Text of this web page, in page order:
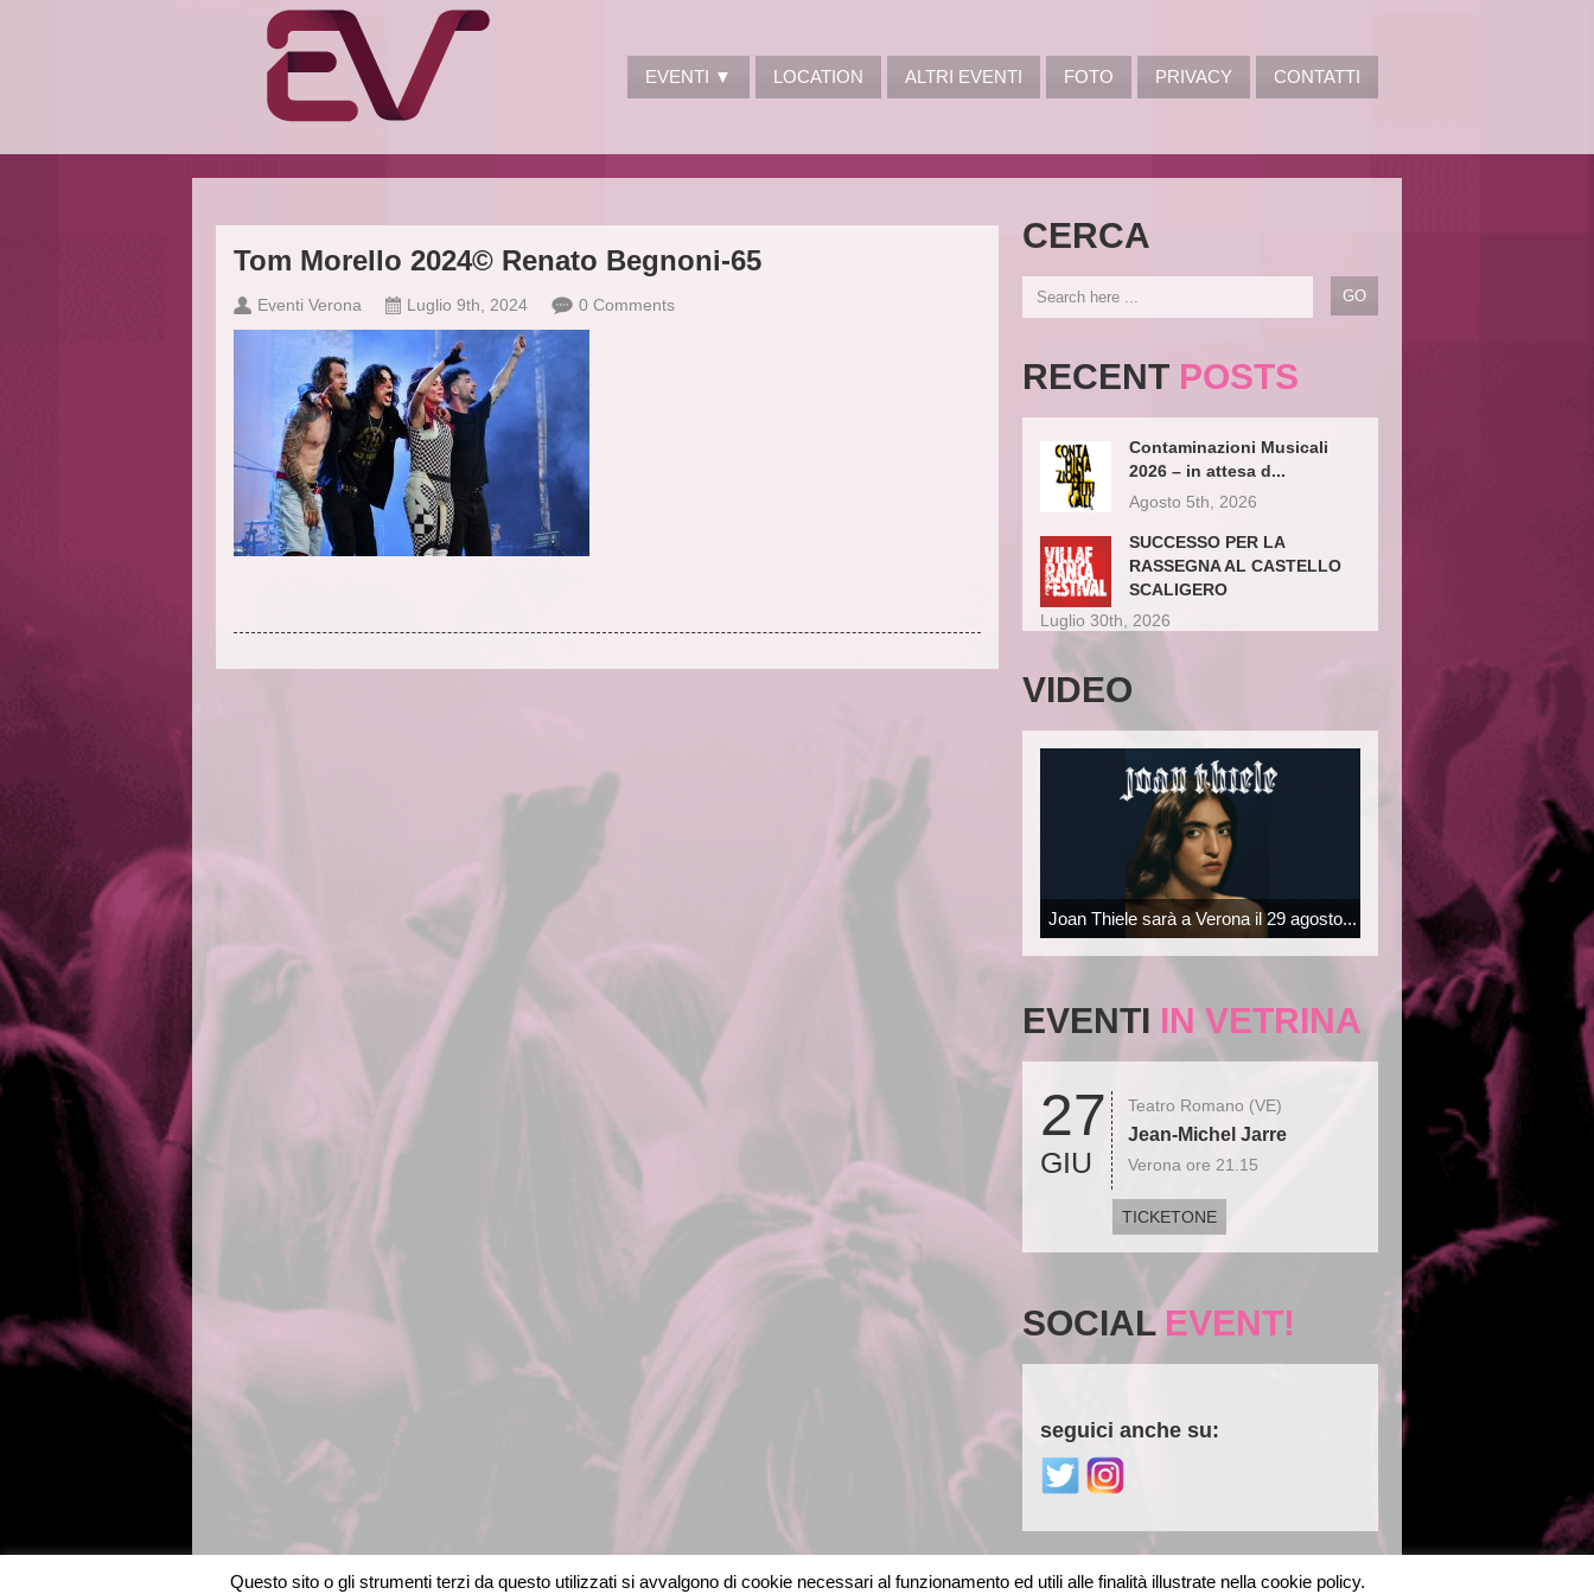
EVENTI ▼ LOCATION ALTRI EVENTI FOTO PRIVACY CONTATTI
CERCA
RECENT POSTS
Contaminazioni Musicali
2026 – in attesa d...
Agosto 5th, 2026
SUCCESSO PER LA
RASSEGNA AL CASTELLO
SCALIGERO
Luglio 30th, 2026
VIDEO
Joan Thiele sarà a Verona il 29 agosto...
EVENTI IN VETRINA
27
GIU
Teatro Romano (VE)
Jean-Michel Jarre
Verona ore 21.15
TICKETONE
SOCIALEVENT!
seguici anche su:
Tom Morello 2024© Renato Begnoni-65
Eventi Verona Luglio 9th, 2024 0 Comments
Questo sito o gli strumenti terzi da questo utilizzati si avvalgono di cookie necessari al funzionamento ed utili alle finalità illustrate nella cookie policy.